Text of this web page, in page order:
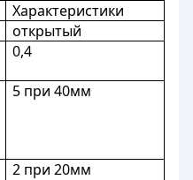
Характеристики
открытый
0,4
5 при 40мм
2 при 20мм